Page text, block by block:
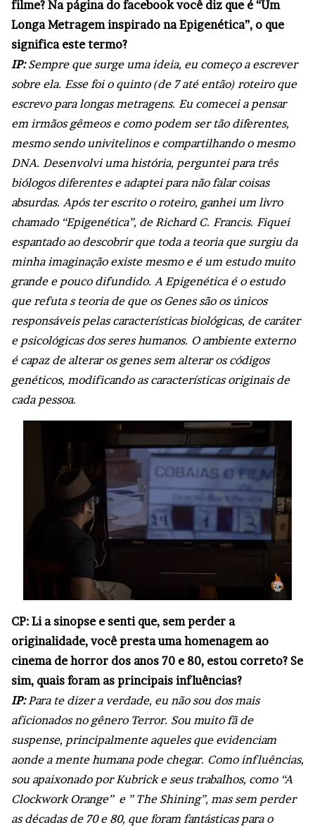
filme? Na página do facebook você diz que é “Um
Longa Metragem inspirado na Epigenética”, o que
significa este termo?
IP:Sempre que surge uma ideia, eu começo a escrever
sobre ela. Esse foi o quinto (de 7 até então) roteiro que
escrevo para longas metragens. Eu comecei a pensar
em irmãos gêmeos e como podem ser tão diferentes,
mesmo sendo univitelinos e compartilhando o mesmo
DNA. Desenvolvi uma história, perguntei para três
biólogos diferentes e adaptei para não falar coisas
absurdas. Após ter escrito o roteiro, ganhei um livro
chamado “Epigenética”, de Richard C. Francis. Fiquei
espantado ao descobrir que toda a teoria que surgiu da
minha imaginação existe mesmo e é um estudo muito
grande e pouco difundido. A Epigenética é o estudo
que refuta s teoria de que os Genes são os únicos
responsáveis pelas características biológicas, de caráter
e psicológicas dos seres humanos. O ambiente externo
é capaz de alterar os genes sem alterar os códigos
genéticos, modificando as características originais de
cada pessoa.
CP: Li a sinopse e senti que, sem perder a
originalidade, você presta uma homenagem ao
cinema de horror dos anos 70 e 80, estou correto? Se
sim, quais foram as principais influências?
IP:Para te dizer a verdade, eu não sou dos mais
aficionados no gênero Terror. Sou muito fã de
suspense, principalmente aqueles que evidenciam
aonde a mente humana pode chegar. Como influências,
sou apaixonado por Kubrick e seus trabalhos, como “A
Clockwork Orange” e ” The Shining”, mas sem perder
as décadas de 70 e 80, que foram fantásticas para o